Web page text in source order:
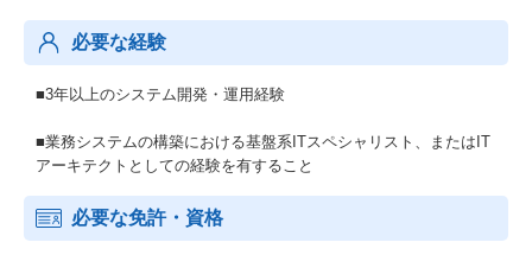
必要な経験
■3年以上のシステム開発・運用経験
■業務システムの構築における基盤系ITスペシャリスト、またはIT
アーキテクトとしての経験を有すること
必要な免許・資格